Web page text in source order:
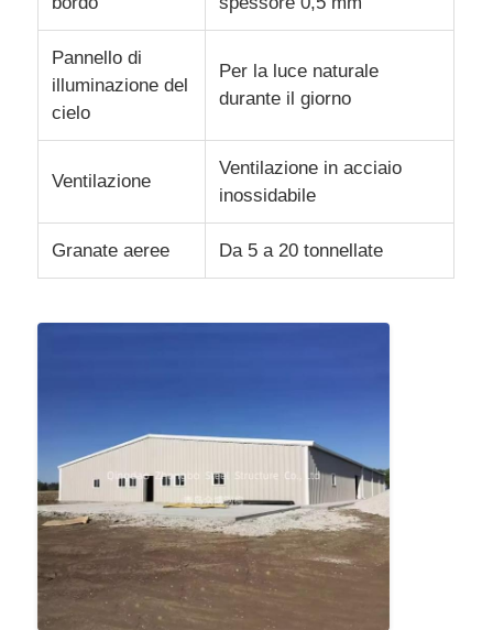
Pannello di
illuminazione del
cielo
Per la luce naturale
durante il giorno
Ventilazione
Ventilazione in acciaio
inossidabile
Granate aeree Da 5 a 20 tonnellate